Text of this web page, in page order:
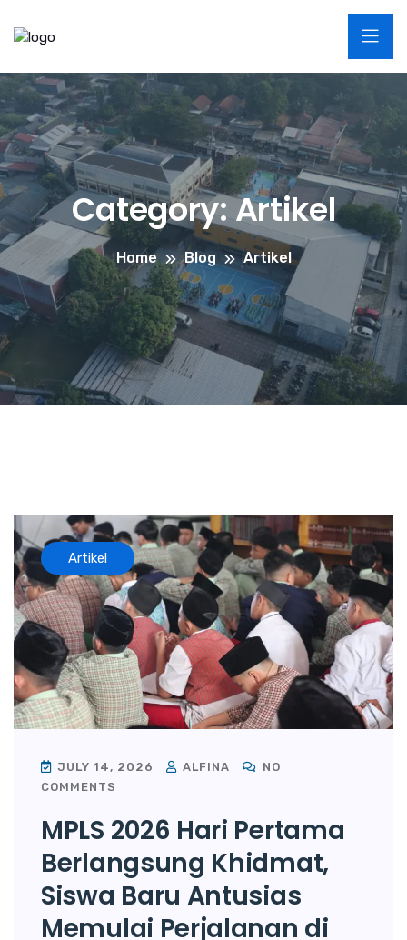
Category:Artikel
Home Blog Artikel
Artikel
JULY 14, 2026 ALFINA
NO
COMMENTS
MPLS 2026 Hari Pertama
Berlangsung Khidmat,
Siswa Baru Antusias
Memulai Perjalanan di